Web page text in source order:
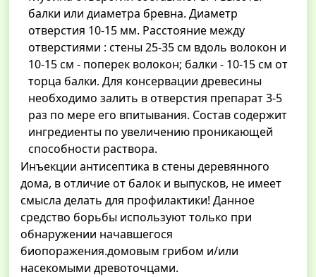
балки или диаметра бревна. Диаметр
отверстия 10-15 мм. Расстояние между
отверстиями : стены 25-35 см вдоль волокон и
10-15 см - поперек волокон; балки - 10-15 см от
торца балки. Для консервации древесины
необходимо залить в отверстия препарат 3-5
раз по мере его впитывания. Состав содержит
ингредиенты по увеличению проникающей
способности раствора.
Инъекции антисептика в стены деревянного
дома, в отличие от балок и выпусков, не имеет
смысла делать для профилактики! Данное
средство борьбы используют только при
обнаружении начавшегося
биопоражения.домовым грибом и/или
насекомыми древоточцами.